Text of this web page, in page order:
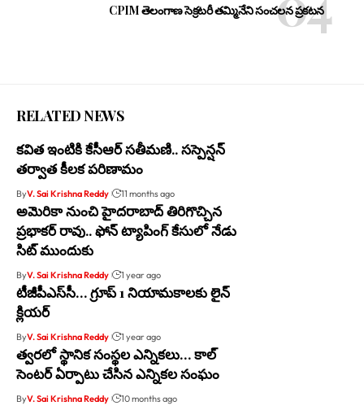
CPIM తెలంగాణ సెక్రటరీ తమ్మినేని సంచలన ప్రకటన
RELATED NEWS
కవిత ఇంటికి కేసీఆర్ సతీమణి.. సస్పెన్షన్
తర్వాత కీలక పరిణామం
ByV. Sai Krishna Reddy 11 months ago
అమెరికా నుంచి హైదరాబాద్ తిరిగొచ్చిన
ప్రభాకర్ రావు.. ఫోన్ ట్యాపింగ్ కేసులో నేడు
సిట్ ముందుకు
ByV. Sai Krishna Reddy 1 year ago
టీజీపీఎస్‌సీ… గ్రూప్ 1 నియామకాల‌కు లైన్
క్లియ‌ర్
ByV. Sai Krishna Reddy 1 year ago
త్వరలో స్థానిక సంస్థల ఎన్నికలు… కాల్
సెంటర్ ఏర్పాటు చేసిన ఎన్నికల సంఘం
ByV. Sai Krishna Reddy 10 months ago